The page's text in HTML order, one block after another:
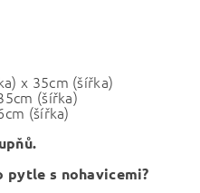
x 35cm (šířka)
(šířka)
(šířka)
s nohavicemi?